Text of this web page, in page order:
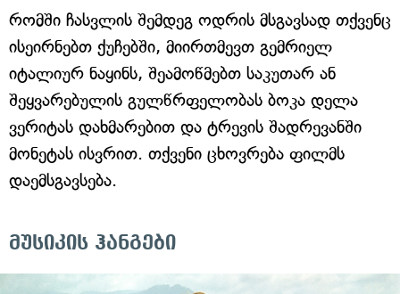
რომში ჩასვლის შემდეგ ოდრის მსგავსად თქვენც
ისეირნებთ ქუჩებში, მიირთმევთ გემრიელ
იტალიურ ნაყინს, შეამოწმებთ საკუთარ ან
შეყვარებულის გულწრფელობას ბოკა დელა
ვერიტას დახმარებით და ტრევის შადრევანში
მონეტას ისვრით. თქვენი ცხოვრება ფილმს
დაემსგავსება.
მუსიკის ჰანგები